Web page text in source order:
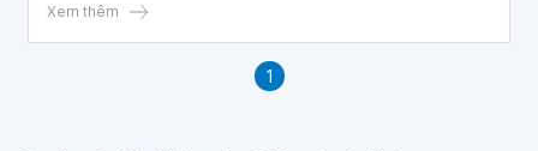
Xem thêm
1